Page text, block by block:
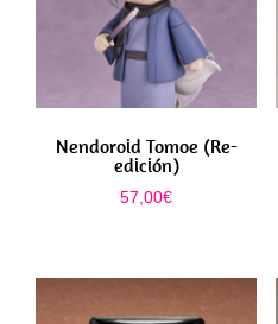
Nendoroid Tomoe (Re-
edición)
57,00€